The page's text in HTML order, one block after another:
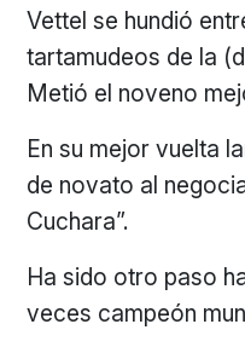
Vettel se hundió
tartamudeos de la
Metió el noveno
En su mejor vuelta
de novato al
Cuchara”.
Ha sido otro paso
veces campeón